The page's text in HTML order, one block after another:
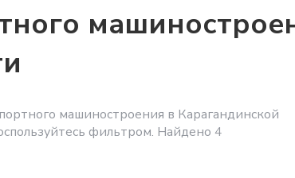
машиностроения в Карагандинской
фильтром. Найдено 4